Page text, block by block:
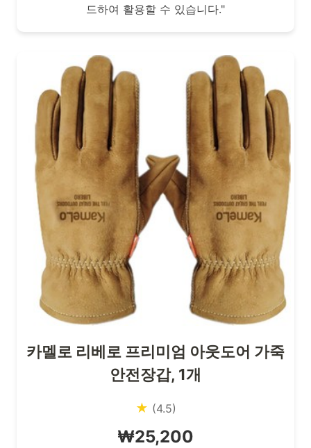
드하여 활용할 수 있습니다."
카멜로 리베로 프리미엄 아웃도어 가죽
안전장갑, 1개
★ (4.5)
₩25,200